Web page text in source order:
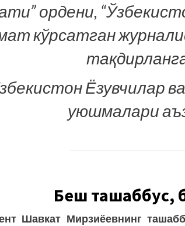
ордени,
кўрсатган
Ёзувчилар
уюшмалари
Беш ташаббус,
Шавкат Мирзиёевнинг